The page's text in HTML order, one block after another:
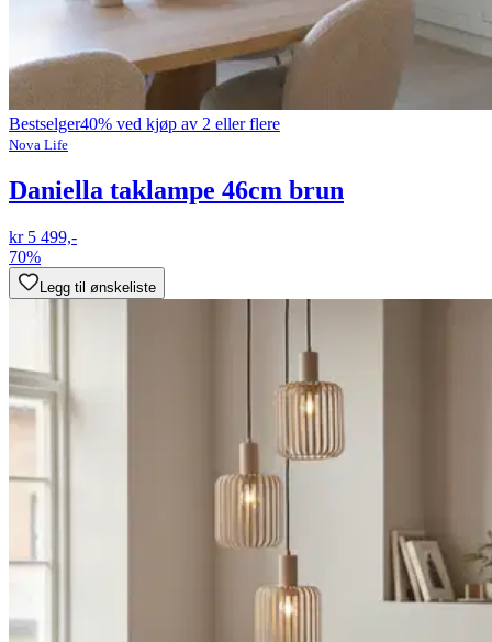
Bestselger40% ved kjøp av 2 eller flere
Nova Life
Daniella taklampe 46cm brun
kr 5 499,-
70%
Legg til ønskeliste